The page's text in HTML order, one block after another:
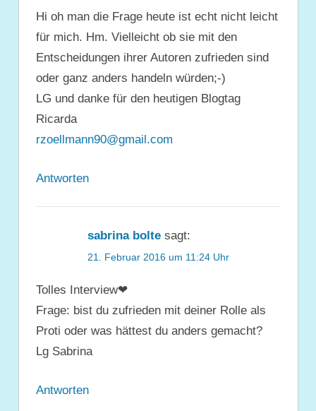
Hi oh man die Frage heute ist echt nicht leicht
für mich. Hm. Vielleicht ob sie mit den
Entscheidungen ihrer Autoren zufrieden sind
oder ganz anders handeln würden;-)
LG und danke für den heutigen Blogtag
Ricarda
rzoellmann90@gmail.com
Antworten
sabrina bolte sagt:
21. Februar 2016 um 11:24 Uhr
Tolles Interview❤
Frage: bist du zufrieden mit deiner Rolle als
Proti oder was hättest du anders gemacht?
Lg Sabrina
Antworten